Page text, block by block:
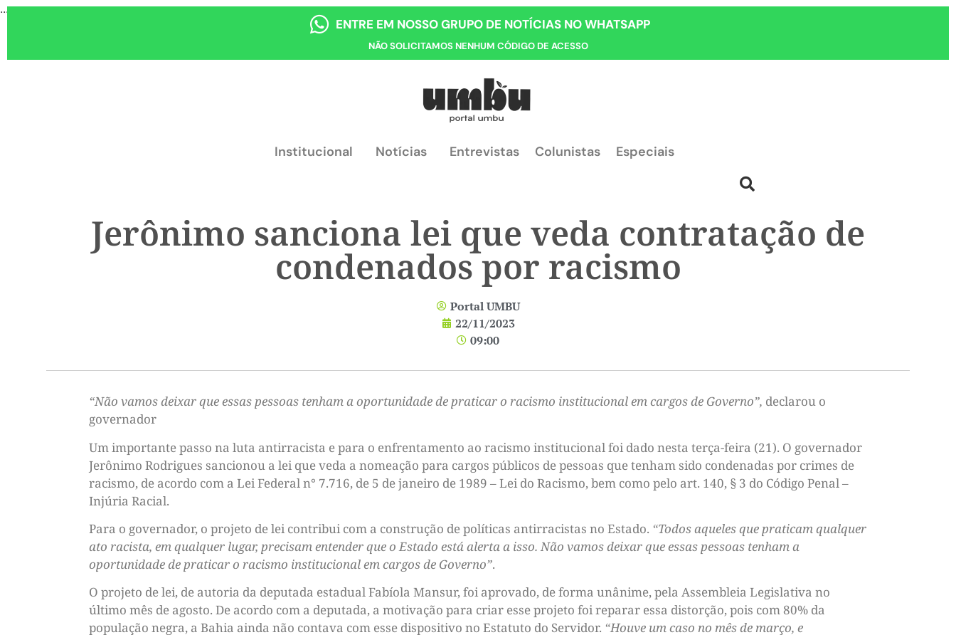
...
ENTRE EM NOSSO GRUPO DE NOTÍCIAS NO WHATSAPP
NÃO SOLICITAMOS NENHUM CÓDIGO DE ACESSO
Institucional Notícias Entrevistas Colunistas Especiais
Jerônimo sanciona lei que veda contratação de
condenados por racismo
Portal UMBU
22/11/2023
09:00
“Não vamos deixar que essas pessoas tenham a oportunidade de praticar o racismo institucional em cargos de Governo”, declarou o
governador
Um importante passo na luta antirracista e para o enfrentamento ao racismo institucional foi dado nesta terça-feira (21). O governador
Jerônimo Rodrigues sancionou a lei que veda a nomeação para cargos públicos de pessoas que tenham sido condenadas por crimes de
racismo, de acordo com a Lei Federal n° 7.716, de 5 de janeiro de 1989 – Lei do Racismo, bem como pelo art. 140, § 3 do Código Penal –
Injúria Racial.
Para o governador, o projeto de lei contribui com a construção de políticas antirracistas no Estado. “Todos aqueles que praticam qualquer
ato racista, em qualquer lugar, precisam entender que o Estado está alerta a isso. Não vamos deixar que essas pessoas tenham a
oportunidade de praticar o racismo institucional em cargos de Governo”.
O projeto de lei, de autoria da deputada estadual Fabíola Mansur, foi aprovado, de forma unânime, pela Assembleia Legislativa no
último mês de agosto. De acordo com a deputada, a motivação para criar esse projeto foi reparar essa distorção, pois com 80% da
população negra, a Bahia ainda não contava com esse dispositivo no Estatuto do Servidor. “Houve um caso no mês de março, e